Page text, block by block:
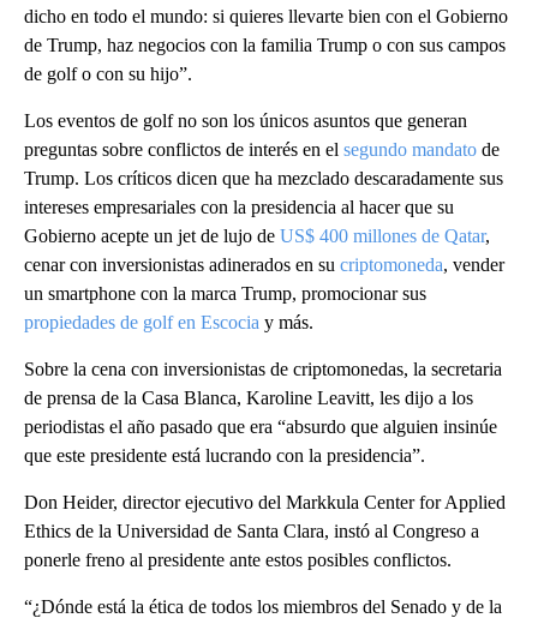
dicho en todo el mundo: si quieres llevarte bien con el Gobierno
de Trump, haz negocios con la familia Trump o con sus campos
de golf o con su hijo”.
Los eventos de golf no son los únicos asuntos que generan
preguntas sobre conflictos de interés en el segundo mandato de
Trump. Los críticos dicen que ha mezclado descaradamente sus
intereses empresariales con la presidencia al hacer que su
Gobierno acepte un jet de lujo de US$ 400 millones de Qatar,
cenar con inversionistas adinerados en su criptomoneda, vender
un smartphone con la marca Trump, promocionar sus
propiedades de golf en Escocia y más.
Sobre la cena con inversionistas de criptomonedas, la secretaria
de prensa de la Casa Blanca, Karoline Leavitt, les dijo a los
periodistas el año pasado que era “absurdo que alguien insinúe
que este presidente está lucrando con la presidencia”.
Don Heider, director ejecutivo del Markkula Center for Applied
Ethics de la Universidad de Santa Clara, instó al Congreso a
ponerle freno al presidente ante estos posibles conflictos.
“¿Dónde está la ética de todos los miembros del Senado y de la